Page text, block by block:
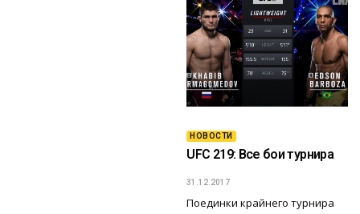
НОВОСТИ
UFC 219: Все бои турнира
31.12.2017
Поединки крайнего турнира